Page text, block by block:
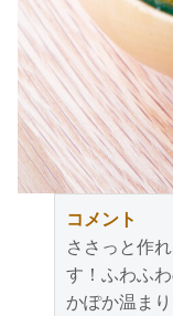
コメント
ささっと作
す！ふわふ
かぽか温まり